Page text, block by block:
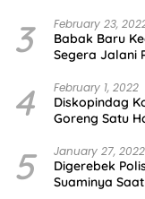
3 February 23,
Babak Baru
Segera Jalani
4 February 1, 2022
Diskopindag
Goreng Satu
5 January 27, 2022
Digerebek
Suaminya